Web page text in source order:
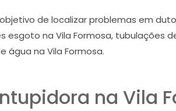
de localizar problemas em
na Vila Formosa, tubulações
água na Vila Formosa.
na Vila